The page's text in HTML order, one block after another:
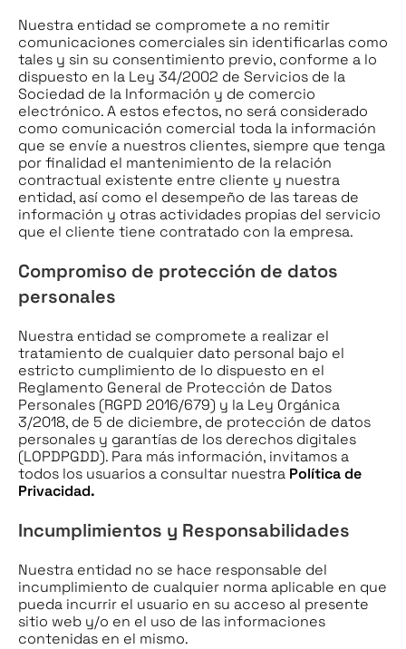
Nuestra entidad se compromete a no remitir
comunicaciones comerciales sin identificarlas como
tales y sin su consentimiento previo, conforme a lo
dispuesto en la Ley 34/2002 de Servicios de la
Sociedad de la Información y de comercio
electrónico. A estos efectos, no será considerado
como comunicación comercial toda la información
que se envíe a nuestros clientes, siempre que tenga
por finalidad el mantenimiento de la relación
contractual existente entre cliente y nuestra
entidad, así como el desempeño de las tareas de
información y otras actividades propias del servicio
que el cliente tiene contratado con la empresa.
Compromiso de protección de datos
personales
Nuestra entidad se compromete a realizar el
tratamiento de cualquier dato personal bajo el
estricto cumplimiento de lo dispuesto en el
Reglamento General de Protección de Datos
Personales (RGPD 2016/679) y la Ley Orgánica
3/2018, de 5 de diciembre, de protección de datos
personales y garantías de los derechos digitales
(LOPDPGDD). Para más información, invitamos a
todos los usuarios a consultar nuestra Política de
Privacidad.
Incumplimientos y Responsabilidades
Nuestra entidad no se hace responsable del
incumplimiento de cualquier norma aplicable en que
pueda incurrir el usuario en su acceso al presente
sitio web y/o en el uso de las informaciones
contenidas en el mismo.